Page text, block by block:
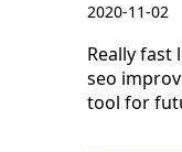
2020-11-02
Really fast
seo
tool for